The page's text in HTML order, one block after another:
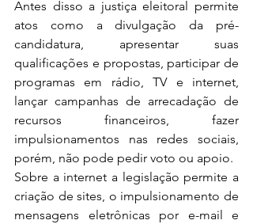
Antes disso a justiça eleitoral permite
atos como a divulgação da pré-
candidatura, apresentar suas
qualificações e propostas, participar de
programas em rádio, TV e internet,
lançar campanhas de arrecadação de
recursos financeiros, fazer
impulsionamentos nas redes sociais,
porém, não pode pedir voto ou apoio.
Sobre a internet a legislação permite a
criação de sites, o impulsionamento de
mensagens eletrônicas por e-mail e